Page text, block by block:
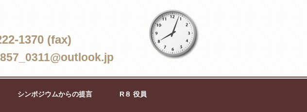
1370 (fax)
シンポジウムからの提言 R８ 役員